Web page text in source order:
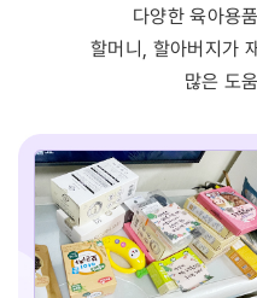
다양한 육아용
할머니, 할아버지가
많은 도